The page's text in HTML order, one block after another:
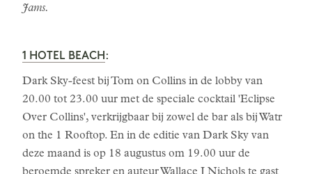
Jams.
1 HOTEL BEACH:
Dark Sky-feest bij Tom on Collins in de lobby van
20.00 tot 23.00 uur met de speciale cocktail 'Eclipse
Over Collins', verkrijgbaar bij zowel de bar als bij Watr
on the 1 Rooftop. En in de editie van Dark Sky van
deze maand is op 18 augustus om 19.00 uur de